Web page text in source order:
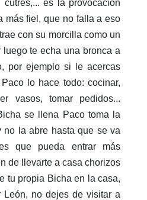
cutres,... es la provocación
más fiel, que no falla a eso
con su morcilla como un
te echa una bronca a
por ejemplo si le acercas
lo hace todo: cocinar,
vasos, tomar pedidos...
se llena Paco toma la
no la abre hasta que se va
que pueda entrar más
de llevarte a casa chorizos
tu propia Bicha en la casa,
León, no dejes de visitar a